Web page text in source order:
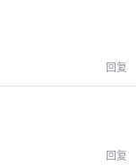
回复
回复